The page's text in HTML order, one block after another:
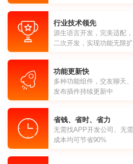
行业技术领先
源生语言开发，完美适配
二次开发，实现功能无限
功能更新快
多种功能组件，交友聊天
发布插件持续更新中
省钱、省时、省力
无需找APP开发公司、无
成本均可节省90%